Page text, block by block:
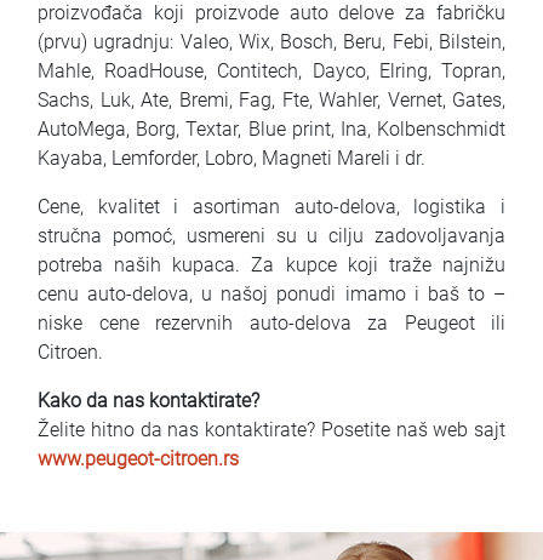
proizvođača koji proizvode auto delove za fabričku
(prvu) ugradnju: Valeo, Wix, Bosch, Beru, Febi, Bilstein,
Mahle, RoadHouse, Contitech, Dayco, Elring, Topran,
Sachs, Luk, Ate, Bremi, Fag, Fte, Wahler, Vernet, Gates,
AutoMega, Borg, Textar, Blue print, Ina, Kolbenschmidt
Kayaba, Lemforder, Lobro, Magneti Mareli i dr.
Cene, kvalitet i asortiman auto-delova, logistika i
stručna pomoć, usmereni su u cilju zadovoljavanja
potreba naših kupaca. Za kupce koji traže najnižu
cenu auto-delova, u našoj ponudi imamo i baš to –
niske cene rezervnih auto-delova za Peugeot ili
Citroen.
Kako da nas kontaktirate?
Želite hitno da nas kontaktirate? Posetite naš web sajt
www.peugeot-citroen.rs